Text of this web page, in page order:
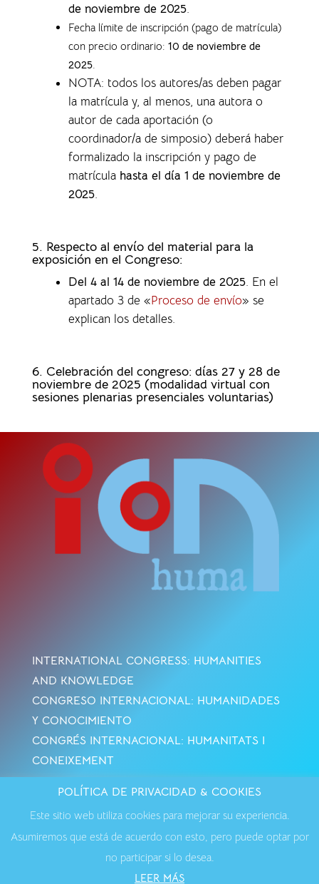
de noviembre de 2025.
Fecha límite de inscripción (pago de matrícula)
con precio ordinario: 10 de noviembre de
2025.
NOTA: todos los autores/as deben pagar
la matrícula y, al menos, una autora o
autor de cada aportación (o
coordinador/a de simposio) deberá haber
formalizado la inscripción y pago de
matrícula hasta el día 1 de noviembre de
2025.
5. Respecto al envío del material para la
exposición en el Congreso:
Del 4 al 14 de noviembre de 2025. En el
apartado 3 de «Proceso de envío» se
explican los detalles.
6. Celebración del congreso: días 27 y 28 de
noviembre de 2025 (modalidad virtual con
sesiones plenarias presenciales voluntarias)
INTERNATIONAL CONGRESS: HUMANITIES
AND KNOWLEDGE
CONGRESO INTERNACIONAL: HUMANIDADES
Y CONOCIMIENTO
CONGRÉS INTERNACIONAL: HUMANITATS I
CONEIXEMENT
Privacidad·Contactar
POLÍTICA DE PRIVACIDAD & COOKIES
Este sitio web utiliza cookies para mejorar su experiencia.
Asumiremos que está de acuerdo con esto, pero puede optar por
no participar si lo desea.
LEER MÁS